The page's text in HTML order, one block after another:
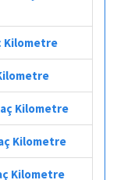
Kilometre
Kilometre
Kilometre
Kilometre